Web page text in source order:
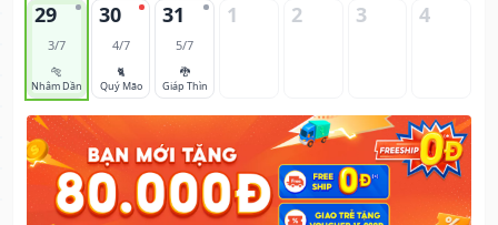
29
3/7
🐅
Nhâm Dần
30
4/7
🐈
Quý Mão
31
5/7
🐉
Giáp Thìn
1 2 3 4